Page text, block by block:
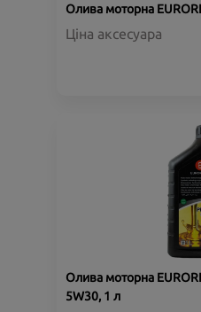
Олива моторна
Ціна аксесуара
Олива моторна
5W30, 1 л